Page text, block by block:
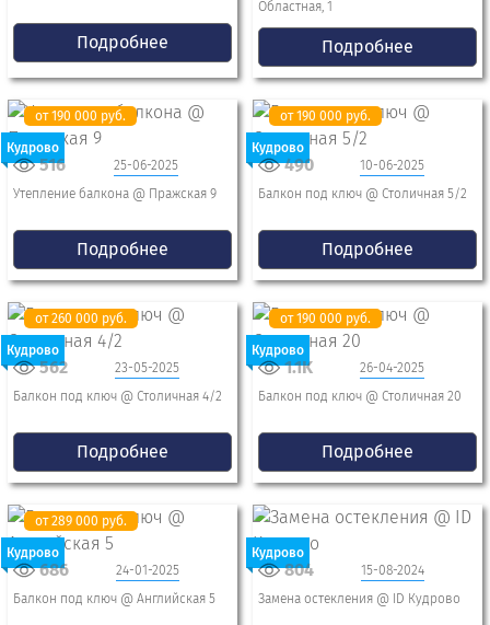
Подробнее
Областная, 1
Подробнее
Кудрово
от 190 000 руб.
25-06-2025
516
Утепление балкона @ Пражская 9
Подробнее
Кудрово
от 190 000 руб.
10-06-2025
490
Балкон под ключ @ Столичная 5/2
Подробнее
Кудрово
от 260 000 руб.
23-05-2025
562
Балкон под ключ @ Столичная 4/2
Подробнее
Кудрово
от 190 000 руб.
26-04-2025
1.1K
Балкон под ключ @ Столичная 20
Подробнее
Кудрово
от 289 000 руб.
24-01-2025
686
Балкон под ключ @ Английская 5
Кудрово
15-08-2024
804
Замена остекления @ ID Кудрово